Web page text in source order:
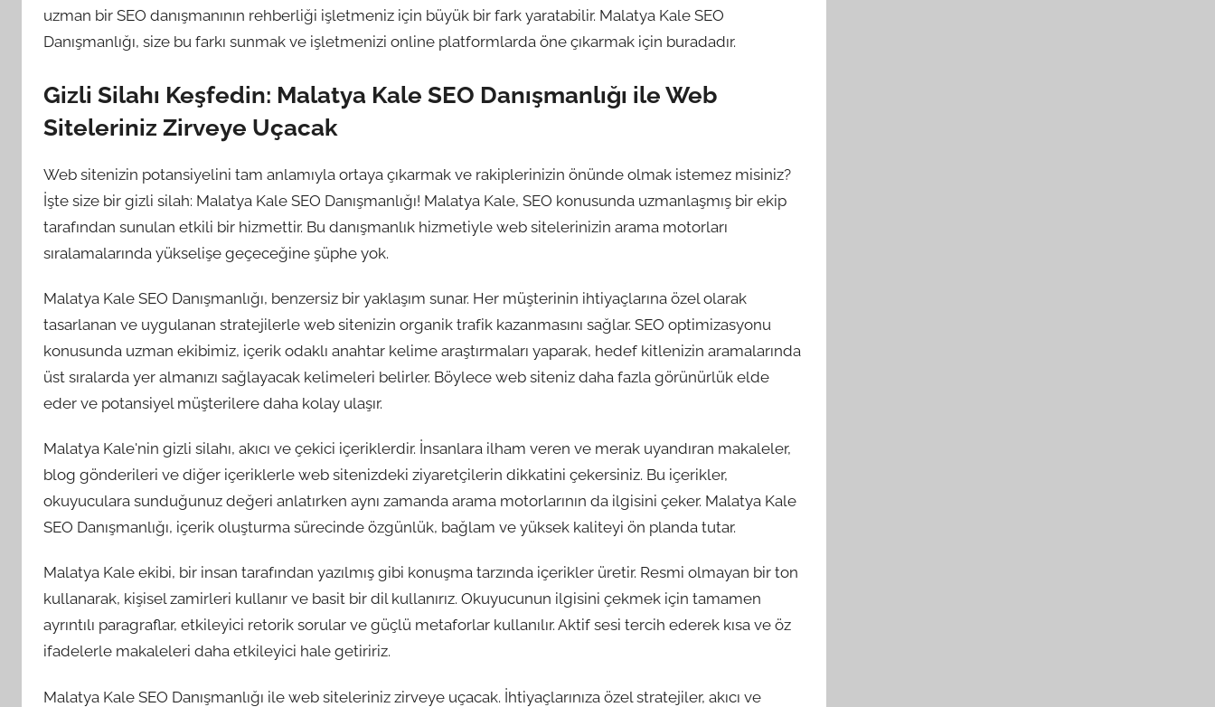
uzman bir SEO danışmanının rehberliği işletmeniz için büyük bir fark yaratabilir. Malatya Kale SEO
Danışmanlığı, size bu farkı sunmak ve işletmenizi online platformlarda öne çıkarmak için buradadır.
Gizli Silahı Keşfedin: Malatya Kale SEO Danışmanlığı ile Web
Siteleriniz Zirveye Uçacak
Web sitenizin potansiyelini tam anlamıyla ortaya çıkarmak ve rakiplerinizin önünde olmak istemez misiniz?
İşte size bir gizli silah: Malatya Kale SEO Danışmanlığı! Malatya Kale, SEO konusunda uzmanlaşmış bir ekip
tarafından sunulan etkili bir hizmettir. Bu danışmanlık hizmetiyle web sitelerinizin arama motorları
sıralamalarında yükselişe geçeceğine şüphe yok.
Malatya Kale SEO Danışmanlığı, benzersiz bir yaklaşım sunar. Her müşterinin ihtiyaçlarına özel olarak
tasarlanan ve uygulanan stratejilerle web sitenizin organik trafik kazanmasını sağlar. SEO optimizasyonu
konusunda uzman ekibimiz, içerik odaklı anahtar kelime araştırmaları yaparak, hedef kitlenizin aramalarında
üst sıralarda yer almanızı sağlayacak kelimeleri belirler. Böylece web siteniz daha fazla görünürlük elde
eder ve potansiyel müşterilere daha kolay ulaşır.
Malatya Kale'nin gizli silahı, akıcı ve çekici içeriklerdir. İnsanlara ilham veren ve merak uyandıran makaleler,
blog gönderileri ve diğer içeriklerle web sitenizdeki ziyaretçilerin dikkatini çekersiniz. Bu içerikler,
okuyuculara sunduğunuz değeri anlatırken aynı zamanda arama motorlarının da ilgisini çeker. Malatya Kale
SEO Danışmanlığı, içerik oluşturma sürecinde özgünlük, bağlam ve yüksek kaliteyi ön planda tutar.
Malatya Kale ekibi, bir insan tarafından yazılmış gibi konuşma tarzında içerikler üretir. Resmi olmayan bir ton
kullanarak, kişisel zamirleri kullanır ve basit bir dil kullanırız. Okuyucunun ilgisini çekmek için tamamen
ayrıntılı paragraflar, etkileyici retorik sorular ve güçlü metaforlar kullanılır. Aktif sesi tercih ederek kısa ve öz
ifadelerle makaleleri daha etkileyici hale getiririz.
Malatya Kale SEO Danışmanlığı ile web siteleriniz zirveye uçacak. İhtiyaçlarınıza özel stratejiler, akıcı ve